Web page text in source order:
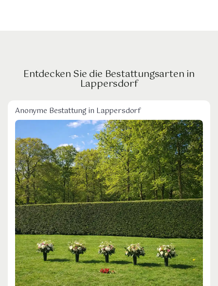
Entdecken Sie die Bestattungsarten in
Lappersdorf
Anonyme Bestattung in Lappersdorf